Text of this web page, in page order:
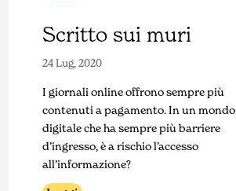
Scritto sui muri
24 Lug, 2020
I giornali online offrono sempre più
contenuti a pagamento. In un mondo
digitale che ha sempre più barriere
d’ingresso, è a rischio l’accesso
all’informazione?